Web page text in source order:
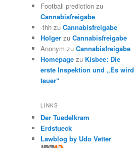
Football prediction zu
Cannabisfreigabe
-thh zu Cannabisfreigabe
Holger zu Cannabisfreigabe
Anonym zu Cannabisfreigabe
Homepage zu Kisbee: Die
erste Inspektion und „Es wird
teuer“
LINKS
Der Tuedelkram
Erdstueck
Lawblog by Udo Vetter